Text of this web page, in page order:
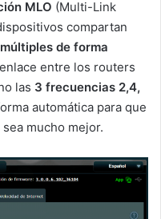
MLO (Multi-Link
compartan
de forma
entre los routers
las 3 frecuencias 2,4,
automática para que
mucho mejor.